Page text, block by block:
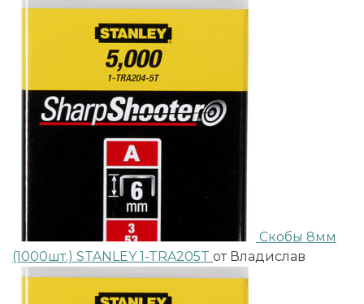
Скобы 8мм
(1000шт.) STANLEY 1-TRA205T от Владислав